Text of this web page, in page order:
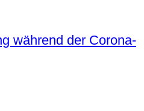
während der Corona-